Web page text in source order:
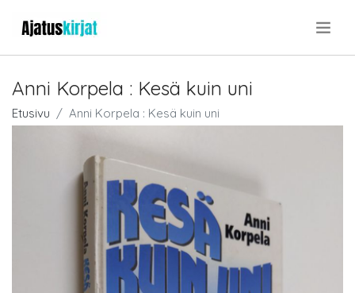
Anni Korpela : Kesä kuin uni
Etusivu Anni Korpela : Kesä kuin uni